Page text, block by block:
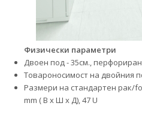
Физически параметри
Двоен под - 35см.,
Товароносимост на двойния
Размери на стандартен рак/
mm ( В х Ш х Д), 47 U